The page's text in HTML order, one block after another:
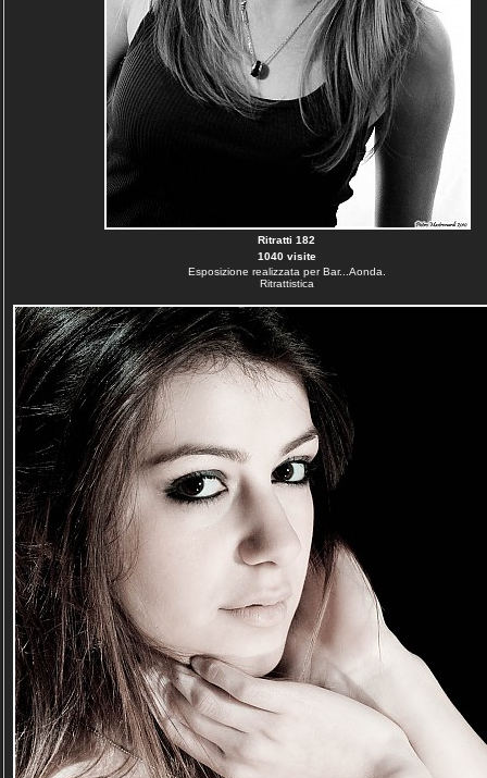
Ritratti 182
1040 visite
Esposizione realizzata per Bar...Aonda.
Ritrattistica